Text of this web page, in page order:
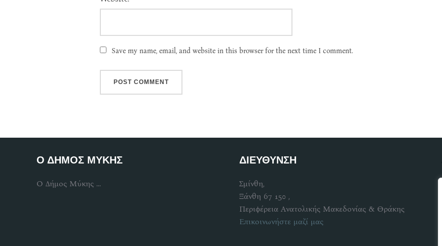
Save my name, email, and website in this browser for the next time I comment.
Ο ΔΗΜΟΣ ΜΥΚΗΣ
Ο Δήμος Μύκης ...
ΔΙΕΥΘΥΝΣΗ
Σμίνθη,
Ξάνθη 67 150 ,
Περιφέρεια Ανατολικής Μακεδονίας & Θράκης
Επικοινωνήστε μαζί μας